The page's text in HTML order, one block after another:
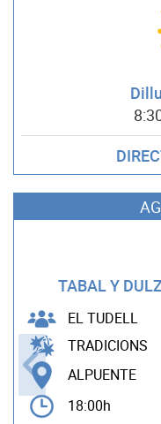
TABAL Y
EL TUDELL
TRADICIONS
ALPUENTE
18:00h